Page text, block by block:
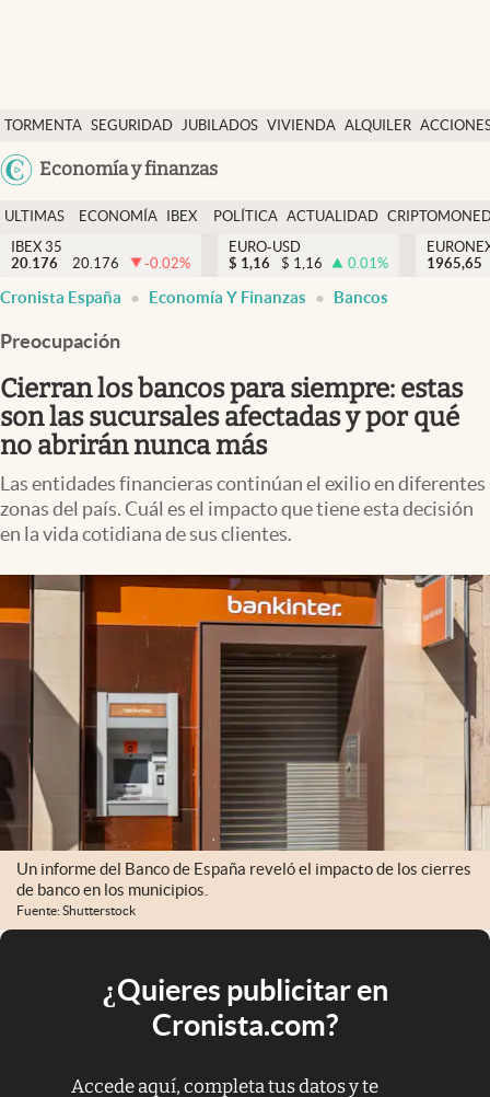
TORMENTA SEGURIDAD JUBILADOS VIVIENDA ALQUILER
USA
Economía y finanzas
Economía y finanzas
Política
Actualidad
Criptomonedas
España
ULTIMAS
NOTICIAS
ECONOMÍA
FINANZAS
IBEX
EURO
POLÍTICA ACTUALIDAD
IBEX 35
20.176
20.176 -0.02%
EURO-USD
$ 1,16 $ 1,16 0.01%
1965,65
Cronista España Economía Y Finanzas Bancos
Preocupación
Cierran los bancos para siempre: estas
son las sucursales afectadas y por qué
no abrirán nunca más
Las entidades financieras continúan el exilio en diferentes
zonas del país. Cuál es el impacto que tiene esta decisión
en la vida cotidiana de sus clientes.
Un informe del Banco de España reveló el impacto de los cierres
de banco en los municipios.
Fuente: Shutterstock
¿Quieres publicitar en
Cronista.com?
Accede aquí, completa tus datos y te